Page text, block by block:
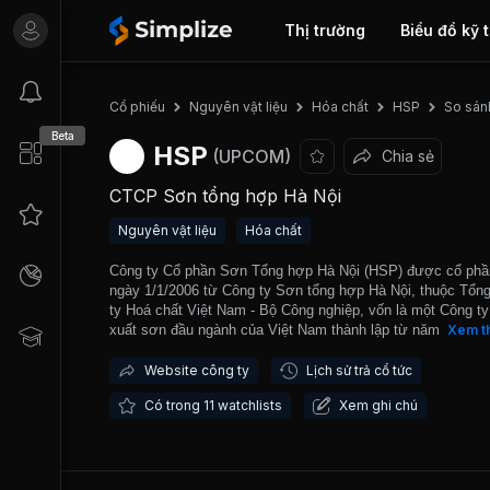
Thị trường Biểu đồ kỹ
Beta
Cổ phiếu Nguyên vật liệu Hóa chất HSP So
HSP (UPCOM) Chia sẻ
CTCP Sơn tổng hợp Hà Nội
Nguyên vật liệu Hóa chất
Công ty Cổ phần Sơn Tổng hợp Hà Nội (HSP) được cổ
ngày 1/1/2006 từ Công ty Sơn tổng hợp Hà Nội, thuộc
ty Hoá chất Việt Nam - Bộ Công nghiệp, vốn là một Công
xuất sơn đầu ngành của Việt Nam thành lập từ năm 1970.
giới như: PPG (Mỹ), KAWAKAMI & MITSUI (Nhật Bản) và
phẩm sơn truyền thống: sơn Alkyd, sơn Alkyd Melamin,
và hoàn thiện như: Đường sắt Yên Viên - Phả Lại - Hạ
Xem
Website công ty Lịch sử trả cổ tức
Có trong 11 watchlists Xem ghi chú